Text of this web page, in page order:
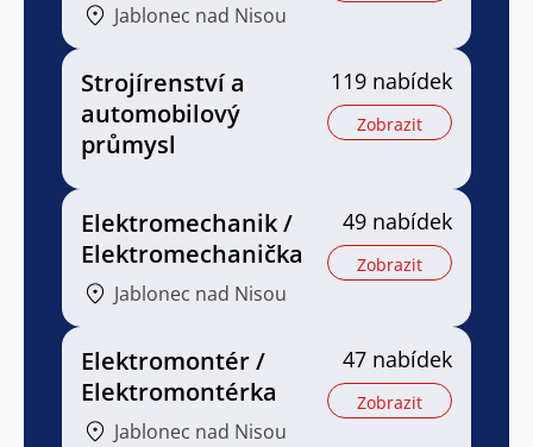
Jablonec nad Nisou
Strojírenství a
automobilový
průmysl
119 nabídek
Zobrazit
Elektromechanik /
Elektromechanička
Jablonec nad Nisou
49 nabídek
Zobrazit
Elektromontér /
Elektromontérka
Jablonec nad Nisou
47 nabídek
Zobrazit